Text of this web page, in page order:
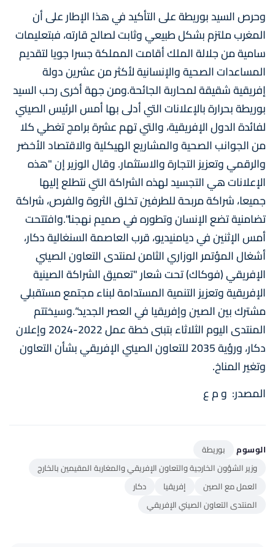
وحرص السيد بوريطة على التأكيد في هذا الإطار على أن
المغرب ملتزم بشكل طبيعي وثابت لصالح قارته، فبتعليمات
سامية من جلالة الملك أقامت المملكة جسرا جويا لتقديم
المساعدات الصحية والإنسانية لأكثر من عشرين دولة
إفريقية شقيقة لمحاربة الجائحة.ومن جهة أخرى رحب السيد
بوريطة بحرارة بالإعلانات التي أدلى بها أمس الرئيس الصيني
لفائدة الدول الإفريقية، والتي تهم عشرة برامج تغطي كلا
من الجوانب الصحية والمشاريع الهيكلية والاقتصاد الأخضر
والرقمي وتعزيز التجارة والاستثمار. وقال الوزير إن "هذه
الإعلانات هي التجسيد لهذه الشراكة التي نتطلع إليها
جميعا، شراكة مربحة للطرفين تخلق الثروة والفرص، شراكة
تضامنية تضع الإنسان وتطوره في صميم نهجنا".وافتتحت
أمس الإثنين في ديامنيديو، قرب العاصمة السنغالية دكار،
أشغال المؤتمر الوزاري الثامن لمنتدى التعاون الصيني
الإفريقي (فوكاك) تحت شعار "تعميق الشراكة الصينية
الإفريقية وتعزيز التنمية المستدامة لبناء مجتمع مستقبلي
مشترك بين الصين وإفريقيا في العصر الجديد“.وسيختتم
المنتدى اليوم الثلاثاء بتبنى خطة عمل 2022-2024 وإعلان
دكار، ورؤية 2035 للتعاون الصيني الإفريقي بشأن التعاون
وتغير المناخ.
المصدر: و م ع
الوسوم
بوريطة
وزير الشؤون الخارجية والتعاون الإفريقي والمغاربة المقيمين بالخارج
العمل مع الصين
إفريقيا
دكار
المنتدى التعاون الصيني الإفريقي